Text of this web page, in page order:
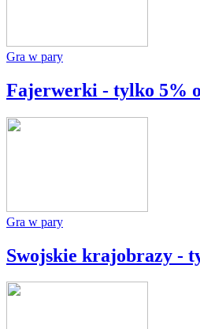
Gra w pary
Fajerwerki - tylko 5%
Gra w pary
Swojskie krajobrazy -